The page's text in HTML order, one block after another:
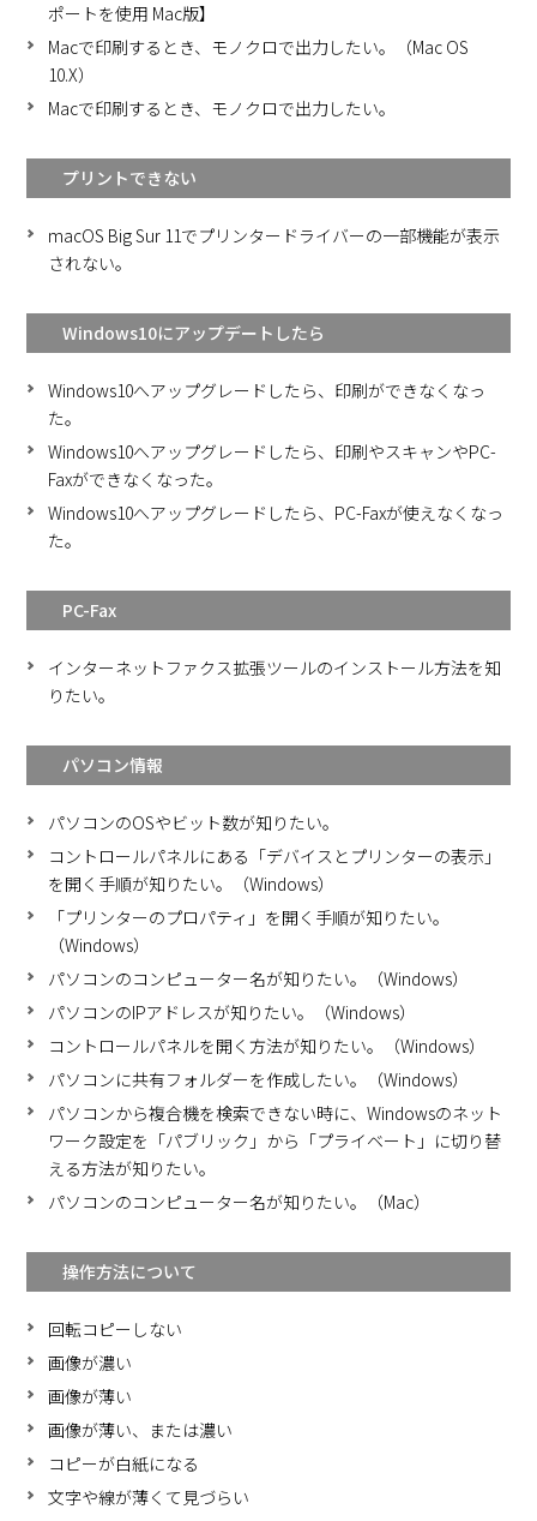
ポートを使用 Mac版】
Macで印刷するとき、モノクロで出力したい。（Mac OS
10.X）
Macで印刷するとき、モノクロで出力したい。
プリントできない
macOS Big Sur 11でプリンタードライバーの一部機能が表示
されない。
Windows10にアップデートしたら
Windows10へアップグレードしたら、印刷ができなくなっ
た。
Windows10へアップグレードしたら、印刷やスキャンやPC-
Faxができなくなった。
Windows10へアップグレードしたら、PC-Faxが使えなくなっ
た。
PC-Fax
インターネットファクス拡張ツールのインストール方法を知
りたい。
パソコン情報
パソコンのOSやビット数が知りたい。
コントロールパネルにある「デバイスとプリンターの表示」
を開く手順が知りたい。（Windows）
「プリンターのプロパティ」を開く手順が知りたい。
（Windows）
パソコンのコンピューター名が知りたい。（Windows）
パソコンのIPアドレスが知りたい。（Windows）
コントロールパネルを開く方法が知りたい。（Windows）
パソコンに共有フォルダーを作成したい。（Windows）
パソコンから複合機を検索できない時に、Windowsのネット
ワーク設定を「パブリック」から「プライベート」に切り替
える方法が知りたい。
パソコンのコンピューター名が知りたい。（Mac）
操作方法について
回転コピーしない
画像が濃い
画像が薄い
画像が薄い、または濃い
コピーが白紙になる
文字や線が薄くて見づらい